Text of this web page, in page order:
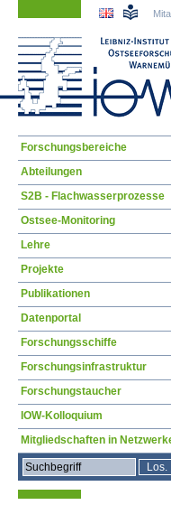
Navigation
überspringen
Forschungsbereiche
Abteilungen
S2B - Flachwasserprozesse
Ostsee-Monitoring
Lehre
Projekte
Publikationen
Datenportal
Forschungsschiffe
Forschungsinfrastruktur
Forschungstaucher
IOW-Kolloquium
Mitgliedschaften in